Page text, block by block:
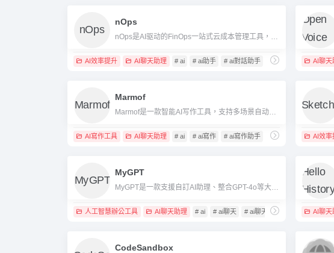
nOps
AI效率提升 AI聊天助理 # ai # ai助手 # ai對話助手 AI聊天
Marmof
AI寫作工具 AI聊天助理 # ai # ai寫作 # ai寫作助手 AI效率
MyGPT
人工智慧辦公工具 AI聊天助理 # ai # ai聊天 # ai聊天助手 AI聊天
CodeSandbox